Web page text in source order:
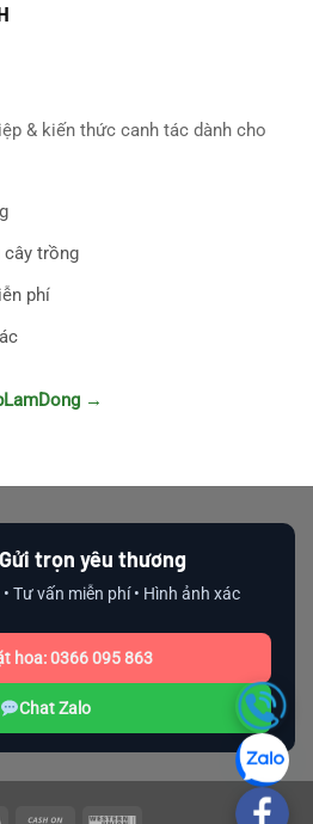
& kiến thức canh tác dành cho
cây trồng
phí
→
trọn yêu thương
Tư vấn miễn phí • Hình ảnh xác
hoa: 0366 095 863
Chat Zalo